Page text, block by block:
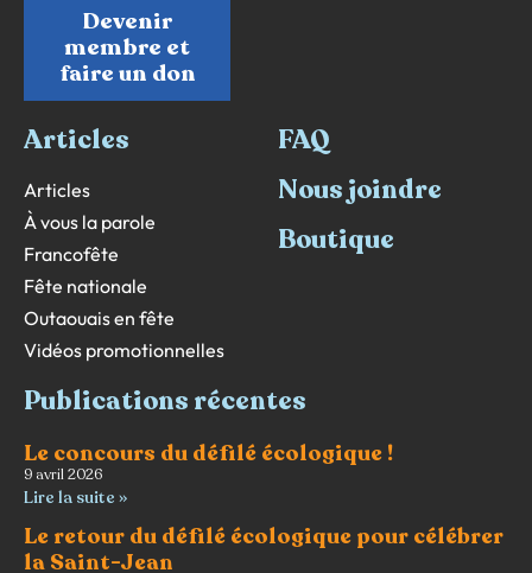
Devenir
membre et
faire un don
Articles
Articles
À vous la parole
Francofête
Fête nationale
Outaouais en fête
Vidéos promotionnelles
FAQ
Nous joindre
Boutique
Publications récentes
Le concours du défilé écologique !
9 avril 2026
Lire la suite »
Le retour du défilé écologique pour célébrer
la Saint-Jean